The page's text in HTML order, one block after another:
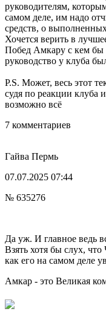
руководителям,
самом деле, им надо
средств, о
Хочется верить в
Побед Амкару с кем
руководство у клуба
P.S. Может, весь этот
судя по реакции клуба
возможно всё
7 комментариев
Гайва Пермь
07.07.2025 07:44
№ 635276
Да уж. И главное ведь
Взять хотя бы слух,
как его на самом деле
Амкар - это Великая